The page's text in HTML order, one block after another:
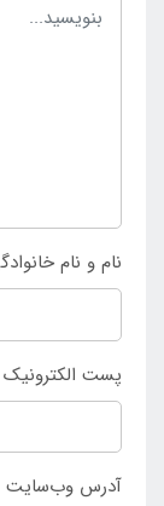
توان با
فروشگاه
نام و نام
پست الکترونیک
آدرس وب‌سایت